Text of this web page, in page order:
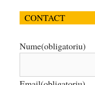
CONTACT
Nume(obligatoriu)